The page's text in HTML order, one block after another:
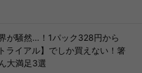
が騒然…！1パック328円から
ライアル】でしか買えない！箸
大満足3選